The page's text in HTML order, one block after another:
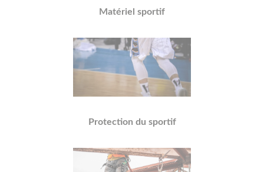
Matériel sportif
Protection du sportif